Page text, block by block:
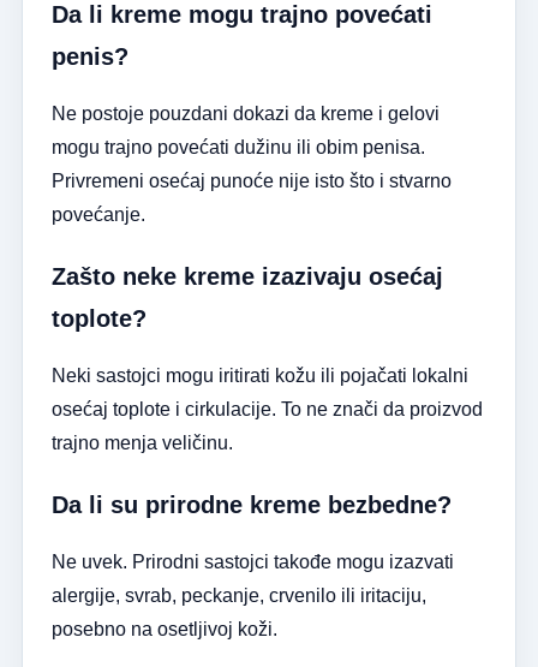
Da li kreme mogu trajno povećati
penis?
Ne postoje pouzdani dokazi da kreme i gelovi
mogu trajno povećati dužinu ili obim penisa.
Privremeni osećaj punoće nije isto što i stvarno
povećanje.
Zašto neke kreme izazivaju osećaj
toplote?
Neki sastojci mogu iritirati kožu ili pojačati lokalni
osećaj toplote i cirkulacije. To ne znači da proizvod
trajno menja veličinu.
Da li su prirodne kreme bezbedne?
Ne uvek. Prirodni sastojci takođe mogu izazvati
alergije, svrab, peckanje, crvenilo ili iritaciju,
posebno na osetljivoj koži.